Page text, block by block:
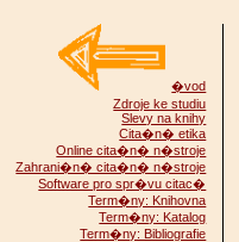
�vod
Zdroje ke studiu
Slevy na knihy
Cita�n� etika
Online cita�n� n�stroje
Zahrani�n� cita�n� n�stroje
Software pro spr�vu citac�
Term�ny: Knihovna
Term�ny: Katalog
Term�ny: Bibliografie